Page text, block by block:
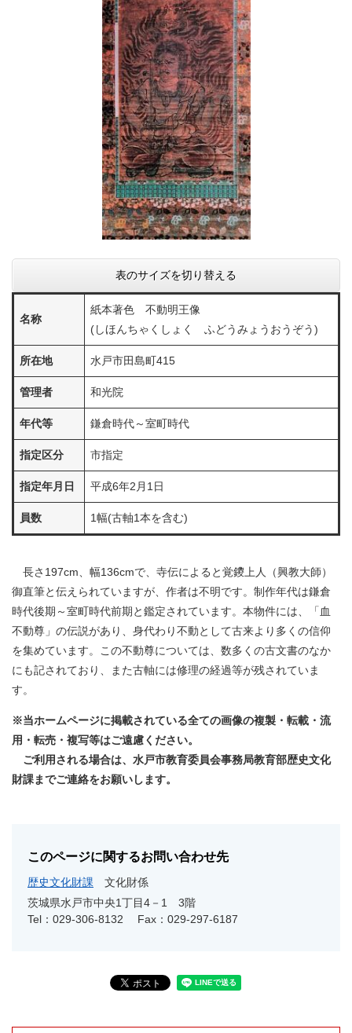
表のサイズを切り替える
名称
紙本著色 不動明王像
(しほんちゃくしょく ふどうみょうおうぞう)
所在地 水戸市田島町415
管理者 和光院
年代等 鎌倉時代～室町時代
指定区分 市指定
指定年月日 平成6年2月1日
員数 1幅(古軸1本を含む)
長さ197cm、幅136cmで、寺伝によると覚鑁上人（興教大師）
御直筆と伝えられていますが、作者は不明です。制作年代は鎌倉
時代後期～室町時代前期と鑑定されています。本物件には、「血
不動尊」の伝説があり、身代わり不動として古来より多くの信仰
を集めています。この不動尊については、数多くの古文書のなか
にも記されており、また古軸には修理の経過等が残されていま
す。
※当ホームページに掲載されている全ての画像の複製・転載・流
用・転売・複写等はご遠慮ください。
ご利用される場合は、水戸市教育委員会事務局教育部歴史文化
財課までご連絡をお願いします。
このページに関するお問い合わせ先
歴史文化財課
文化財係
茨城県水戸市中央1丁目4－1 3階
Tel：029-306-8132
Fax：029-297-6187